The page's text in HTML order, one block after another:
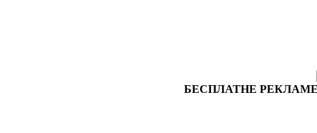
БЕСПЛАТНЕ